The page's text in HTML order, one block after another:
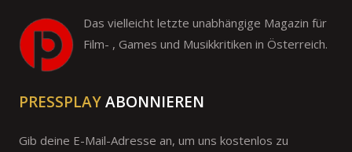
Das vielleicht letzte unabhängige Magazin für
Film- , Games und Musikkritiken in Österreich.
PRESSPLAYABONNIEREN
Gib deine E-Mail-Adresse an, um uns kostenlos zu